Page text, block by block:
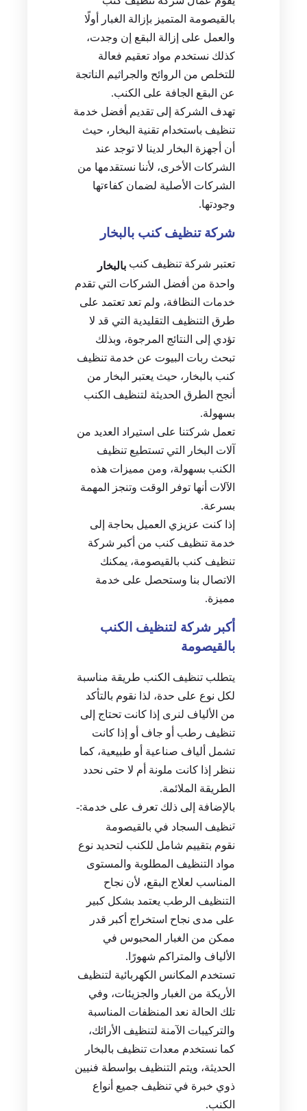
بالقيصومة المتميز بإزالة الغبار أولًا
والعمل على إزالة البقع إن وجدت،
كذلك نستخدم مواد تعقيم فعالة
للتخلص من الروائح والجراثيم الناتجة
عن البقع الجافة على الكنب.
تهدف الشركة إلى تقديم أفضل خدمة
تنظيف باستخدام تقنية البخار، حيث
أن أجهزة البخار لدينا لا توجد عند
الشركات الأخرى، لأننا نستقدمها من
الشركات الأصلية لضمان كفاءتها
وجودتها.
شركة تنظيف كنب بالبخار
تعتبر شركة تنظيف كنب بالبخار
واحدة من أفضل الشركات التي تقدم
خدمات النظافة، ولم تعد تعتمد على
طرق التنظيف التقليدية التي قد لا
تؤدي إلى النتائج المرجوة، وبذلك
تبحث ربات البيوت عن خدمة تنظيف
كنب بالبخار، حيث يعتبر البخار من
أنجح الطرق الحديثة لتنظيف الكنب
بسهولة.
تعمل شركتنا على استيراد العديد من
آلات البخار التي تستطيع تنظيف
الكنب بسهولة، ومن مميزات هذه
الآلات أنها توفر الوقت وتنجز المهمة
بسرعة.
إذا كنت عزيزي العميل بحاجة إلى
خدمة تنظيف كنب من أكبر شركة
تنظيف كنب بالقيصومة، يمكنك
الاتصال بنا وستحصل على خدمة
مميزة.
أكبر شركة لتنظيف الكنب
بالقيصومة
يتطلب تنظيف الكنب طريقة مناسبة
لكل نوع على حدة، لذا نقوم بالتأكد
من الألياف لنرى إذا كانت تحتاج إلى
تنظيف رطب أو جاف أو إذا كانت
تشمل ألياف صناعية أو طبيعية، كما
ننظر إذا كانت ملونة أم لا حتى نحدد
الطريقة الملائمة.
بالإضافة إلى ذلك تعرف على خدمة:-
تنظيف السجاد في بالقيصومة
نقوم بتقييم شامل للكنب لتحديد نوع
مواد التنظيف المطلوبة والمستوى
المناسب لعلاج البقع، لأن نجاح
التنظيف الرطب يعتمد بشكل كبير
على مدى نجاح استخراج أكبر قدر
ممكن من الغبار المحبوس في
الألياف والمتراكم شهورًا.
تستخدم المكانس الكهربائية لتنظيف
الأريكة من الغبار والجزيئات، وفي
تلك الحالة نعد المنظفات المناسبة
والتركيبات الآمنة لتنظيف الأرائك،
كما نستخدم معدات تنظيف بالبخار
الحديثة، ويتم التنظيف بواسطة فنيين
ذوي خبرة في تنظيف جميع أنواع
الكنب.